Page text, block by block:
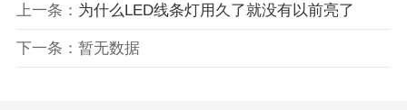
上一条： 为什么LED线条灯用久了就没有以前亮了
下一条：暂无数据